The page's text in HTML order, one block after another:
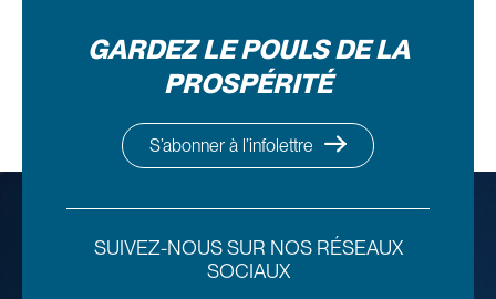
GARDEZ LE POULS DE LA
PROSPÉRITÉ
S’abonner à l’infolettre
SUIVEZ-NOUS SUR NOS RÉSEAUX
SOCIAUX